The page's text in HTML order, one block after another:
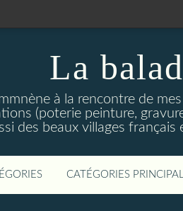
La
à la rencontre de
(poterie peinture,
des beaux villages
CATÉGORIES